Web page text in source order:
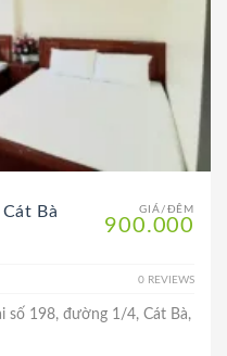
GIÁ/ĐÊM
900.000
Bà
0 REVIEWS
số 198, đường 1/4, Cát Bà,